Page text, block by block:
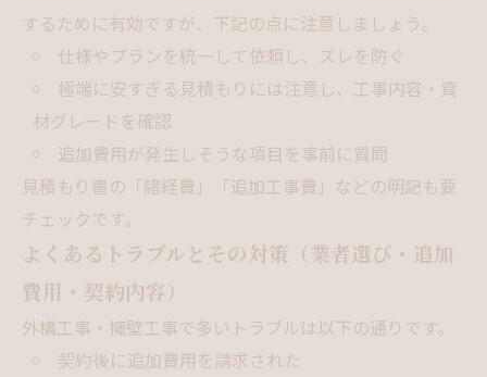
するために有効ですが、下記の点に注意しましょう。
仕様やプランを統一して依頼し、ズレを防ぐ
極端に安すぎる見積もりには注意し、工事内容・資
材グレードを確認
追加費用が発生しそうな項目を事前に質問
見積もり書の「諸経費」「追加工事費」などの明記も要
チェックです。
よくあるトラブルとその対策（業者選び・追加
費用・契約内容）
外構工事・擁壁工事で多いトラブルは以下の通りです。
契約後に追加費用を請求された